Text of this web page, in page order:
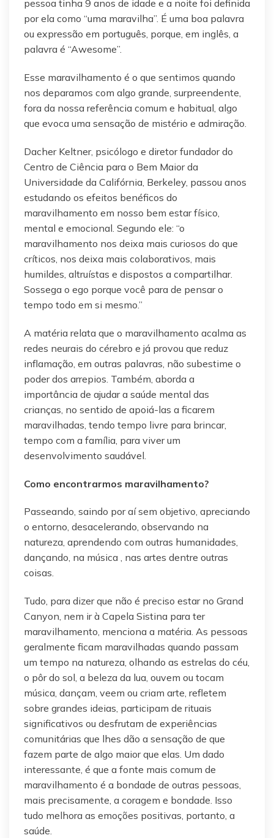
pessoa tinha 9 anos de idade e a noite foi definida
por ela como “uma maravilha”. É uma boa palavra
ou expressão em português, porque, em inglês, a
palavra é “Awesome”.
Esse maravilhamento é o que sentimos quando
nos deparamos com algo grande, surpreendente,
fora da nossa referência comum e habitual, algo
que evoca uma sensação de mistério e admiração.
Dacher Keltner, psicólogo e diretor fundador do
Centro de Ciência para o Bem Maior da
Universidade da Califórnia, Berkeley, passou anos
estudando os efeitos benéficos do
maravilhamento em nosso bem estar físico,
mental e emocional. Segundo ele: “o
maravilhamento nos deixa mais curiosos do que
críticos, nos deixa mais colaborativos, mais
humildes, altruístas e dispostos a compartilhar.
Sossega o ego porque você para de pensar o
tempo todo em si mesmo.”
A matéria relata que o maravilhamento acalma as
redes neurais do cérebro e já provou que reduz
inflamação, em outras palavras, não subestime o
poder dos arrepios. Também, aborda a
importância de ajudar a saúde mental das
crianças, no sentido de apoiá-las a ficarem
maravilhadas, tendo tempo livre para brincar,
tempo com a família, para viver um
desenvolvimento saudável.
Como encontrarmos maravilhamento?
Passeando, saindo por aí sem objetivo, apreciando
o entorno, desacelerando, observando na
natureza, aprendendo com outras humanidades,
dançando, na música , nas artes dentre outras
coisas.
Tudo, para dizer que não é preciso estar no Grand
Canyon, nem ir à Capela Sistina para ter
maravilhamento, menciona a matéria. As pessoas
geralmente ficam maravilhadas quando passam
um tempo na natureza, olhando as estrelas do céu,
o pôr do sol, a beleza da lua, ouvem ou tocam
música, dançam, veem ou criam arte, refletem
sobre grandes ideias, participam de rituais
significativos ou desfrutam de experiências
comunitárias que lhes dão a sensação de que
fazem parte de algo maior que elas. Um dado
interessante, é que a fonte mais comum de
maravilhamento é a bondade de outras pessoas,
mais precisamente, a coragem e bondade. Isso
tudo melhora as emoções positivas, portanto, a
saúde.